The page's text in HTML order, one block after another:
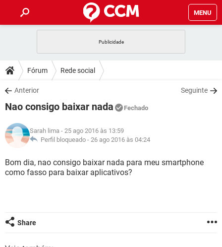
MENU
CELULAR
OUTLOOK
INSTAGRAM GMAIL
GUIA DE COMPRAS
DICAS
JOGOS
INSTAGRAM GMAIL
DOWNLOADS
JOGOS WHATSAPP
CELULAR
OUTLOOK EXCEL
INSTAGRAM GMAIL
GUIA DE COMPRAS
JOGOS WHATSAPP
OUTLOOK EXCEL
GLOSSÁRIO
JOGOS WHATSAPP
CELULAR FACEBOOK
GUIA DE COMPRAS
Fórum Rede social
Anterior Seguinte
Nao consigo baixar nada Fechado
Sarah lima - 25 ago 2016 às 13:59
Perfil bloqueado - 26 ago 2016 às 04:24
Bom dia, nao consigo baixar nada para meu smartphone
como fasso para baixar aplicativos?
Share